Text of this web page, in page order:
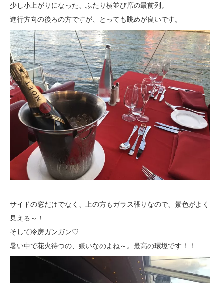
少し小上がりになった、ふたり横並び席の最前列。
進行方向の後ろの方ですが、とっても眺めが良いです。
サイドの窓だけでなく、上の方もガラス張りなので、景色がよく
見える～！
そして冷房ガンガン♡
暑い中で花火待つの、嫌いなのよね～。最高の環境です！！